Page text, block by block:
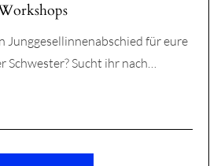
Junggesellinnenabschied für eure
Schwester? Sucht ihr nach…